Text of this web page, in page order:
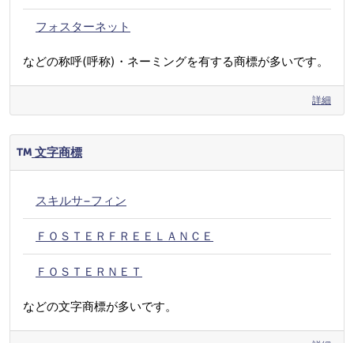
フォスターネット
などの称呼(呼称)・ネーミングを有する商標が多いです。
詳細
文字商標
スキルサ−フィン
ＦＯＳＴＥＲＦＲＥＥＬＡＮＣＥ
ＦＯＳＴＥＲＮＥＴ
などの文字商標が多いです。